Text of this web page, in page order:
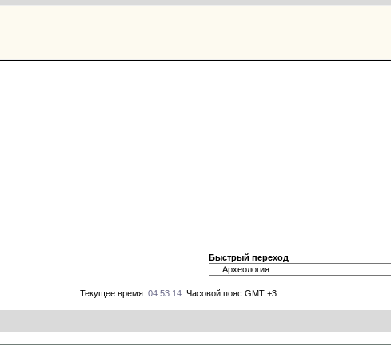
Быстрый переход
Текущее время: 04:53:14. Часовой пояс GMT +3.